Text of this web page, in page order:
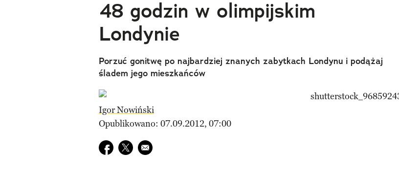
48 godzin w olimpijskim
Londynie
Porzuć gonitwę po najbardziej znanych zabytkach Londynu i podążaj
śladem jego mieszkańców
Igor Nowiński
Opublikowano: 07.09.2012, 07:00
Udostępnij na facebook
Udostępnij na twitter
E-mail do przyjaciela